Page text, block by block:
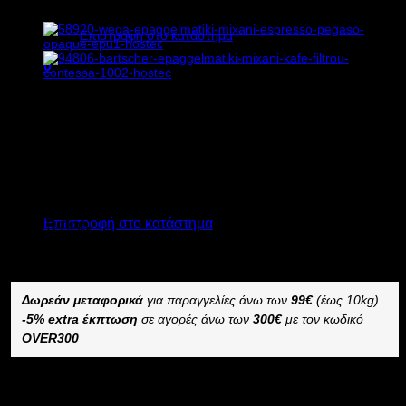
Επιστροφή στο κατάστημα
0
Καλάθι
Επιστροφή στο κατάστημα
EVOLUTION
Δωρεάν μεταφορικά για παραγγελίες άνω των 99€(έως 10kg)
-5% extra έκπτωση σε αγορές άνω των 300€με τον κωδικό
OVER300